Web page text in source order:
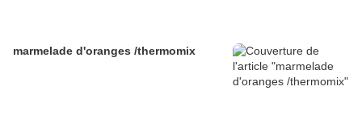
marmelade d'oranges /thermomix